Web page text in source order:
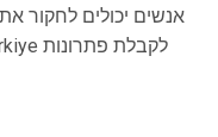
אנשים יכולים לחקור